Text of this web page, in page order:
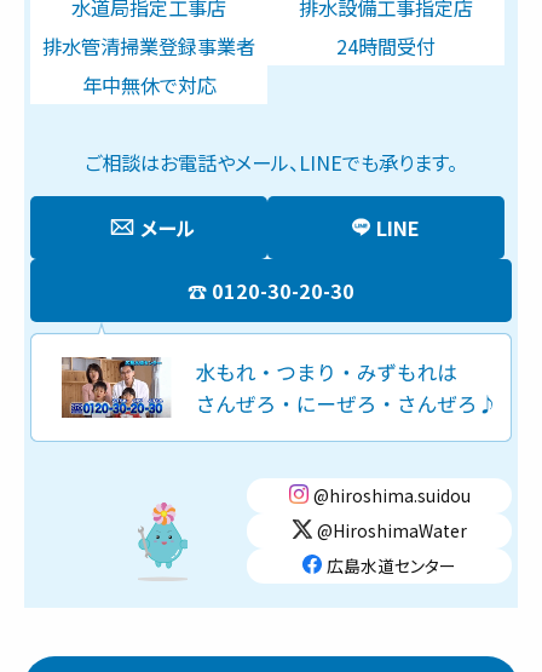
水道局指定工事店
排水設備工事指定店
排水管清掃業登録事業者
24時間受付
年中無休で対応
ご相談はお電話やメール、LINEでも承ります。
0120-30-20-30
メール LINE
@hiroshima.suidou
@HiroshimaWater
広島水道センター